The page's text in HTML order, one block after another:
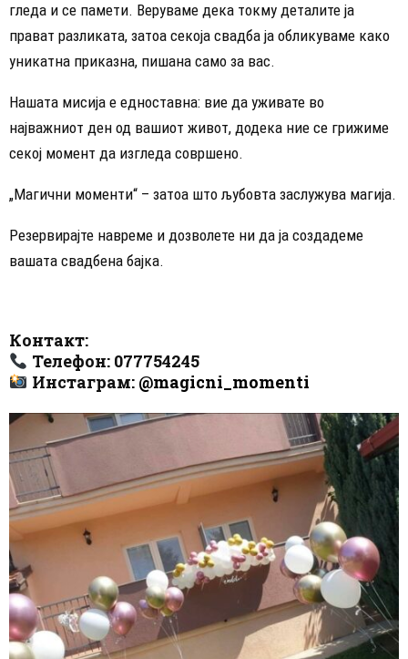
гледа и се памети. Веруваме дека токму деталите ја
прават разликата, затоа секоја свадба ја обликуваме како
уникатна приказна, пишана само за вас.
Нашата мисија е едноставна: вие да уживате во
најважниот ден од вашиот живот, додека ние се грижиме
секој момент да изгледа совршено.
„Магични моменти“ – затоа што љубовта заслужува магија.
Резервирајте навреме и дозволете ни да ја создадеме
вашата свадбена бајка.
Контакт:
Телефон: 077754245
Инстаграм: @magicni_momenti